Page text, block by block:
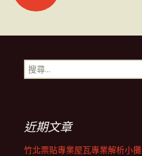
章
導
列
搜
尋
近期文章
竹北票貼專業屋瓦專業解析小攤